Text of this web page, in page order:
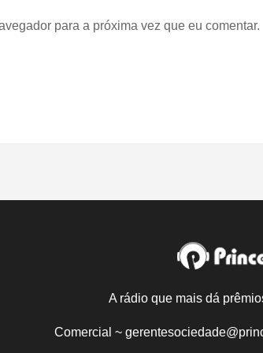
para a próxima vez que eu comentar.
A rádio que mais dá
Comercial ~